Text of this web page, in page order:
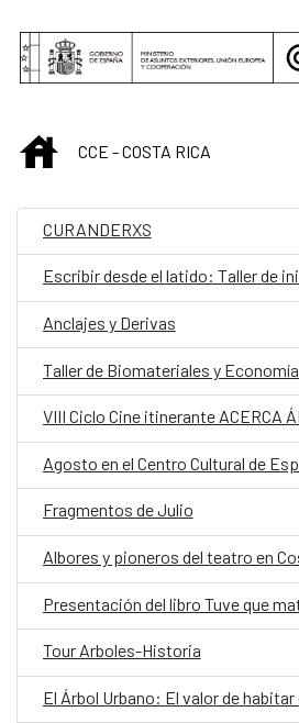
INICIO
CCE - COSTA RICA
CURANDERXS
Anclajes y Derivas
Taller de Biomateriales y
VIII Ciclo Cine itinerante ACERCA
Fragmentos de Julio
Albores y pioneros del teatro en
Presentación del libro Tuve que
Tour Arboles-Historia
El Árbol Urbano: El valor de